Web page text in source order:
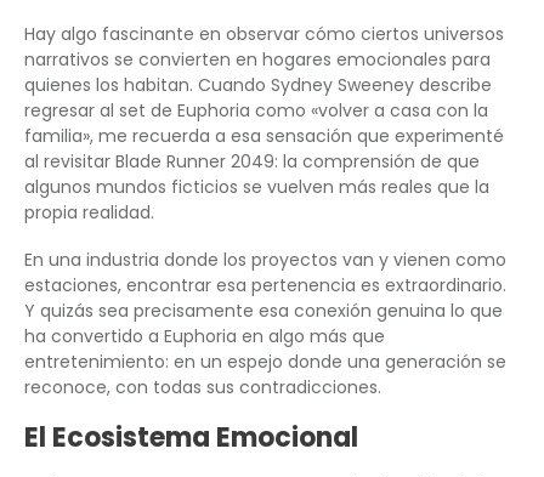
Hay algo fascinante en observar cómo ciertos universos
narrativos se convierten en hogares emocionales para
quienes los habitan. Cuando Sydney Sweeney describe
regresar al set de Euphoria como «volver a casa con la
familia», me recuerda a esa sensación que experimenté
al revisitar Blade Runner 2049: la comprensión de que
algunos mundos ficticios se vuelven más reales que la
propia realidad.
En una industria donde los proyectos van y vienen como
estaciones, encontrar esa pertenencia es extraordinario.
Y quizás sea precisamente esa conexión genuina lo que
ha convertido a Euphoria en algo más que
entretenimiento: en un espejo donde una generación se
reconoce, con todas sus contradicciones.
El Ecosistema Emocional